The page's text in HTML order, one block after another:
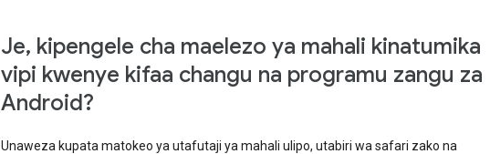
Je, kipengele cha maelezo ya mahali kinatumika
vipi kwenye kifaa changu na programu zangu za
Android?
Unaweza kupata matokeo ya utafutaji ya mahali ulipo, utabiri wa safari zako na